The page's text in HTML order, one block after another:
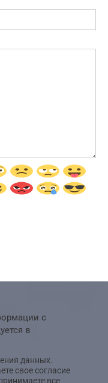
с
в
данных.
свое согласие
все